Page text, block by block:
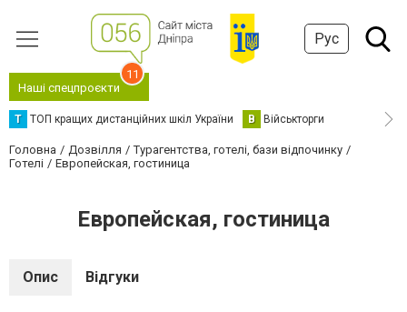
Рус
Наші спецпроєкти
11
Т ТОП кращих дистанційних шкіл України В Військторги
Головна Дозвілля
Турагентства, готелі, бази відпочинку
Готелі
Европейская, гостиница
Европейская, гостиница
Опис Відгуки